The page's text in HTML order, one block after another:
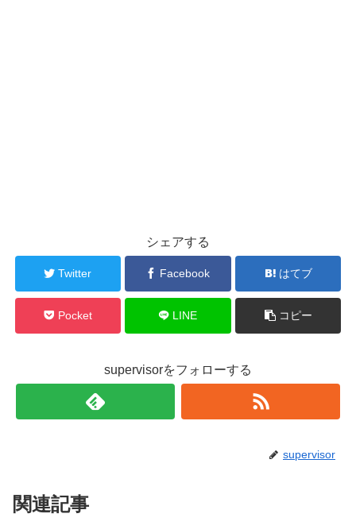
シェアする
Twitter Facebook はてブ
Pocket LINE コピー
supervisorをフォローする
supervisor
関連記事